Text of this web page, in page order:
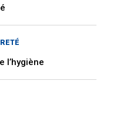
l’hygiène